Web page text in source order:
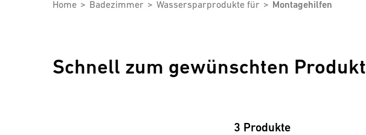
Home Badezimmer Wassersparprodukte für Montagehilfen
Schnell zum gewünschten Produkt
3 Produkte